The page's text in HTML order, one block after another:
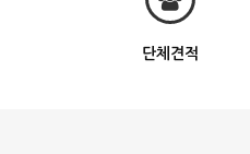
단체견적